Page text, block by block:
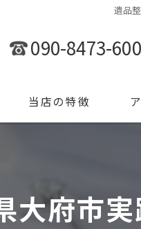
遺品
090-8473-
当店の特徴
腕時計
大府市